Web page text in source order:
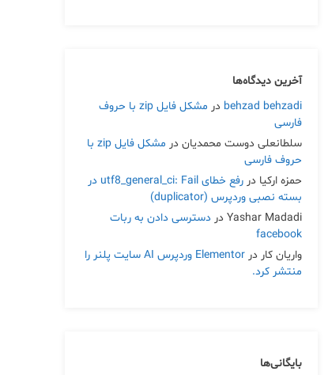
آخرین دیدگاه‌ها
behzad behzadi در
مشکل فایل zip با حروف
فارسی
سلطانعلی دوست محمدیان در
مشکل فایل zip با
حروف فارسی
حمزه ارکیا در
رفع خطای utf8_general_ci: Fail در
بسته نصبی وردپرس (duplicator)
Yashar Madadi در دسترسی دادن به ربات
facebook
واریان کار در
Elementor وردپرس AI سایت پلنر را
منتشر کرد.
بایگانی‌ها